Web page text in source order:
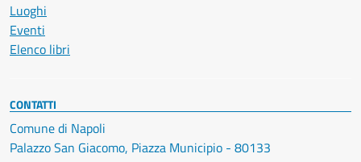
Luoghi
Eventi
Elenco libri
CONTATTI
Comune di Napoli
Palazzo San Giacomo, Piazza Municipio - 80133